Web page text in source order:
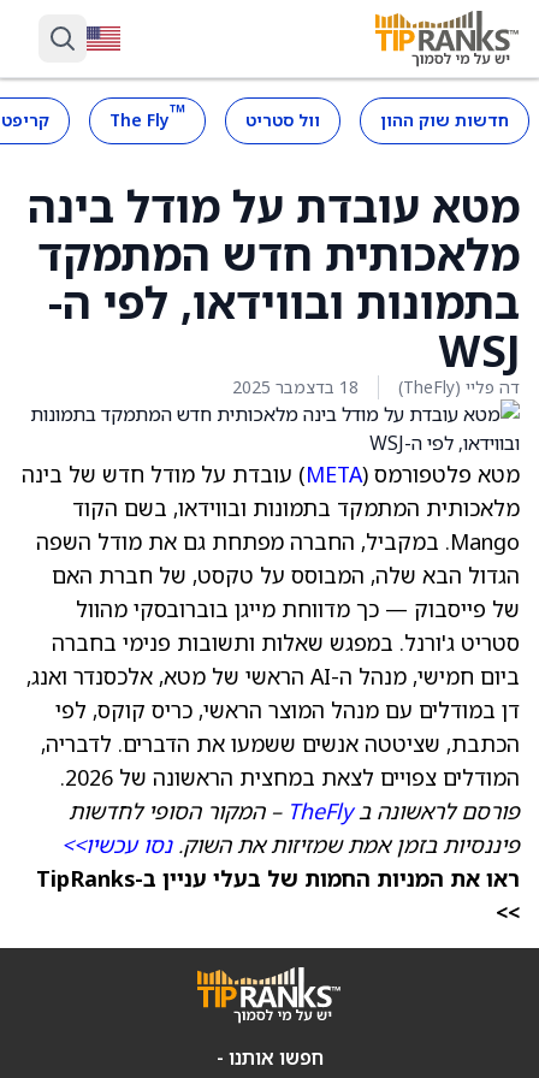
חדשות שוק ההון וול סטריט ™
The Fly
מטא עובדת על מודל בינה
מלאכותית חדש המתמקד
בתמונות ובווידאו, לפי ה-
WSJ
דה פליי (TheFly) 18 בדצמבר 2025
מטא פלטפורמס (META) עובדת על מודל חדש של בינה
מלאכותית המתמקד בתמונות ובווידאו, בשם הקוד
Mango. במקביל, החברה מפתחת גם את מודל השפה
הגדול הבא שלה, המבוסס על טקסט, של חברת האם
של פייסבוק — כך מדווחת מייגן בוברובסקי מהוול
סטריט ג'ורנל. במפגש שאלות ותשובות פנימי בחברה
ביום חמישי, מנהל ה-AI הראשי של מטא, אלכסנדר ואנג,
דן במודלים עם מנהל המוצר הראשי, כריס קוקס, לפי
הכתבת, שציטטה אנשים ששמעו את הדברים. לדבריה,
המודלים צפויים לצאת במחצית הראשונה של 2026.
פורסם לראשונה בTheFly – המקור הסופי לחדשות
פיננסיות בזמן אמת שמזיזות את השוק.נסו עכשיו>>
ראו את המניות החמות של בעלי עניין ב-TipRanks
>>
חפשו אותנו -